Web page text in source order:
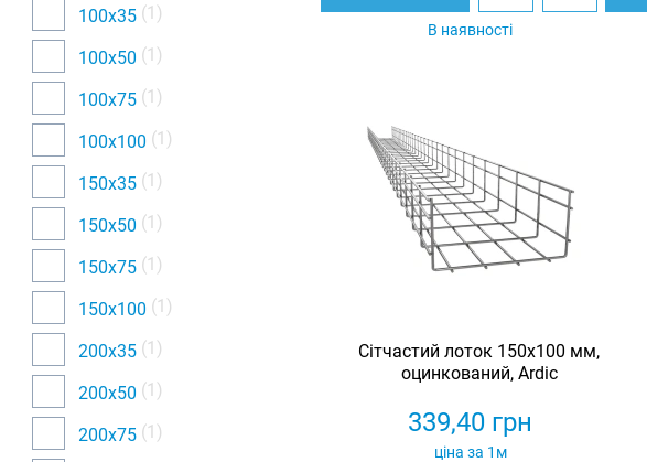
100х35 (1)
100х50 (1)
100х75 (1)
100х100 (1)
150х35 (1)
150х50 (1)
150х75 (1)
150х100 (1)
200х35 (1)
200х50 (1)
200х75 (1)
В наявності
Сітчастий лоток 150х100 мм,
оцинкований, Ardic
339,40 грн
ціна за 1м